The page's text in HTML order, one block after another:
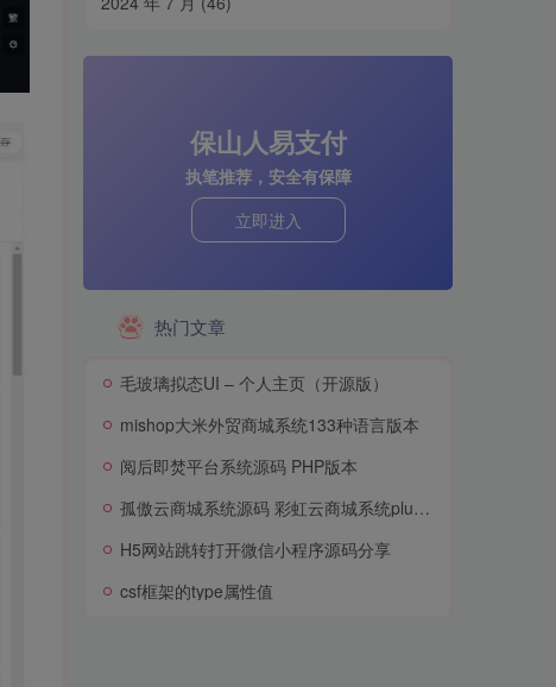
保山人易支付
执笔推荐，安全有保障
立即进入
热门文章
毛玻璃拟态UI – 个人主页（开源版）
mishop大米外贸商城系统133种语言版本
阅后即焚平台系统源码 PHP版本
孤傲云商城系统源码 彩虹云商城系统plus史诗级增强版
H5网站跳转打开微信小程序源码分享
csf框架的type属性值